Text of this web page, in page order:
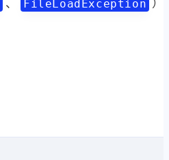
FileLoadException